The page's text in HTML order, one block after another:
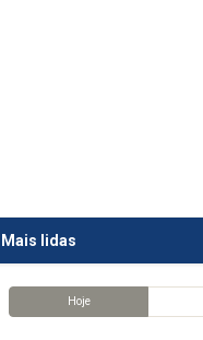
Mais lidas
Hoje